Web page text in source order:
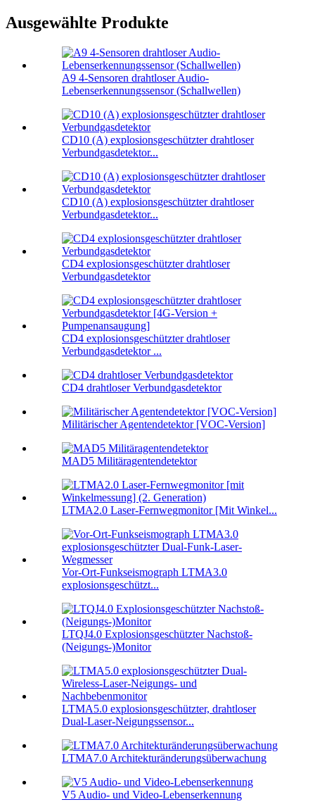
Ausgewählte Produkte
A9 4-Sensoren drahtloser Audio-
Lebenserkennungssensor (Schallwellen)
CD10 (A) explosionsgeschützter drahtloser
Verbundgasdetektor...
CD10 (A) explosionsgeschützter drahtloser
Verbundgasdetektor...
CD4 explosionsgeschützter drahtloser
Verbundgasdetektor
CD4 explosionsgeschützter drahtloser
Verbundgasdetektor ...
CD4 drahtloser Verbundgasdetektor
Militärischer Agentendetektor [VOC-Version]
MAD5 Militäragentendetektor
LTMA2.0 Laser-Fernwegmonitor [Mit Winkel...
Vor-Ort-Funkseismograph LTMA3.0
explosionsgeschützt...
LTQJ4.0 Explosionsgeschützter Nachstoß-
(Neigungs-)Monitor
LTMA5.0 explosionsgeschützter, drahtloser
Dual-Laser-Neigungssensor...
LTMA7.0 Architekturänderungsüberwachung
V5 Audio- und Video-Lebenserkennung